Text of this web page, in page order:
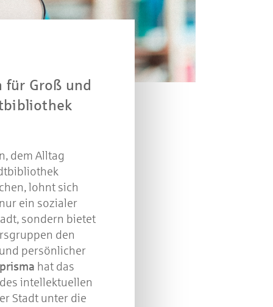
für Groß und
dem Alltag
lohnt sich
ein sozialer
sondern bietet
den
persönlicher
prisma hat das
intellektuellen
Stadt unter die